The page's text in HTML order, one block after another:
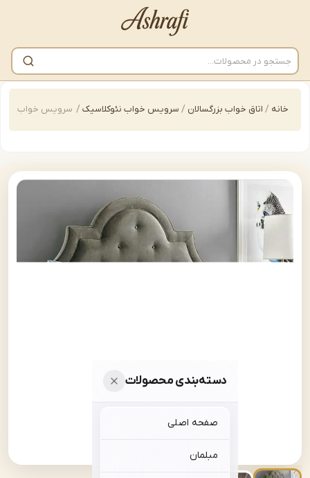
دسته‌بندی محصولات
صفحه اصلی
اتاق خواب بزرگسالان /سرویس خواب نئوکلاسیک/ سرویس خواب چرمی | bed-B216